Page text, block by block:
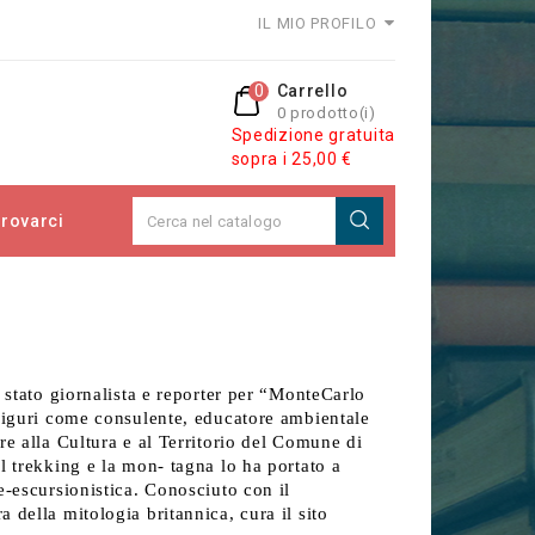
IL MIO PROFILO
Carrello
0 prodotto(i)
0
Spedizione gratuita
sopra i 25,00 €
giornalista e reporter per “MonteCarlo
come consulente, educatore ambientale
alla Cultura e al Territorio del Comune di
trekking e la mon- tagna lo ha portato a
escursionistica. Conosciuto con il
della mitologia britannica, cura il sito